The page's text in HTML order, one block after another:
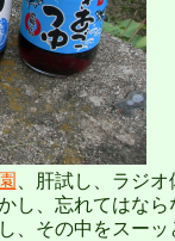
、肝試し、ラジ
し、忘れてはなら
、その中をスーッ